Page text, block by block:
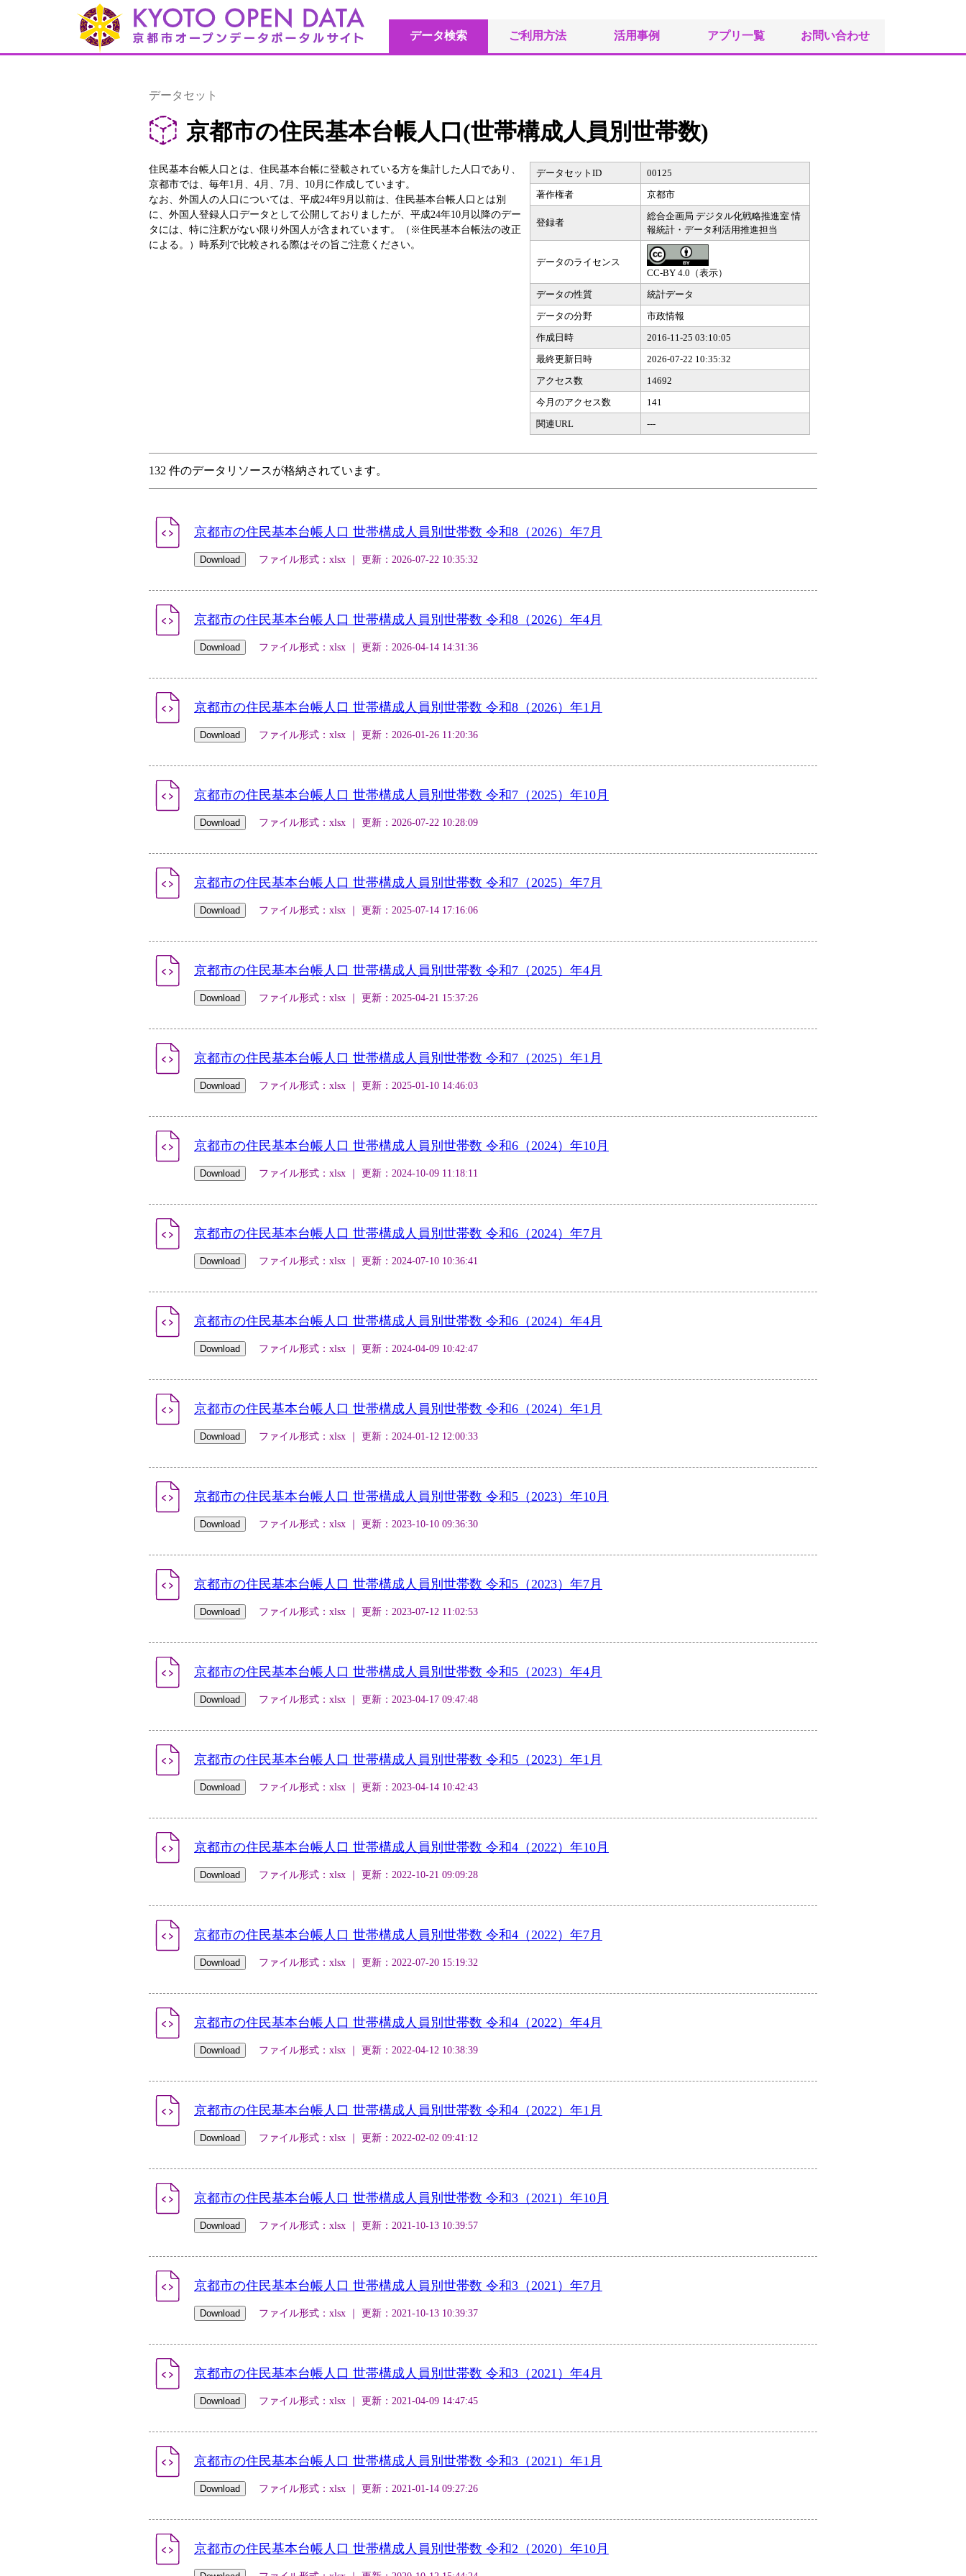
データ検索 ご利用方法 活用事例 アプリ一覧 お問い合わせ
データセット
京都市の住民基本台帳人口(世帯構成人員別世帯数)
住民基本台帳人口とは、住民基本台帳に登載されている方を集計した人口であり、
京都市では、毎年1月、4月、7月、10月に作成しています。
なお、外国人の人口については、平成24年9月以前は、住民基本台帳人口とは別
に、外国人登録人口データとして公開しておりましたが、平成24年10月以降のデー
タには、特に注釈がない限り外国人が含まれています。（※住民基本台帳法の改正
による。）時系列で比較される際はその旨ご注意ください。
データセットID
00125
著作権者
京都市
登録者
総合企画局 デジタル化戦略推進室 情
報統計・データ利活用推進担当
データのライセンス
CC-BY 4.0（表示）
データの性質
統計データ
データの分野
市政情報
作成日時
2016-11-25 03:10:05
最終更新日時
2026-07-22 10:35:32
アクセス数
14692
今月のアクセス数
141
関連URL
---
132 件のデータリソースが格納されています。
京都市の住民基本台帳人口 世帯構成人員別世帯数 令和8（2026）年7月
ファイル形式：xlsx ｜ 更新：2026-07-22 10:35:32
京都市の住民基本台帳人口 世帯構成人員別世帯数 令和8（2026）年4月
ファイル形式：xlsx ｜ 更新：2026-04-14 14:31:36
京都市の住民基本台帳人口 世帯構成人員別世帯数 令和8（2026）年1月
ファイル形式：xlsx ｜ 更新：2026-01-26 11:20:36
京都市の住民基本台帳人口 世帯構成人員別世帯数 令和7（2025）年10月
ファイル形式：xlsx ｜ 更新：2026-07-22 10:28:09
京都市の住民基本台帳人口 世帯構成人員別世帯数 令和7（2025）年7月
ファイル形式：xlsx ｜ 更新：2025-07-14 17:16:06
京都市の住民基本台帳人口 世帯構成人員別世帯数 令和7（2025）年4月
ファイル形式：xlsx ｜ 更新：2025-04-21 15:37:26
京都市の住民基本台帳人口 世帯構成人員別世帯数 令和7（2025）年1月
ファイル形式：xlsx ｜ 更新：2025-01-10 14:46:03
京都市の住民基本台帳人口 世帯構成人員別世帯数 令和6（2024）年10月
ファイル形式：xlsx ｜ 更新：2024-10-09 11:18:11
京都市の住民基本台帳人口 世帯構成人員別世帯数 令和6（2024）年7月
ファイル形式：xlsx ｜ 更新：2024-07-10 10:36:41
京都市の住民基本台帳人口 世帯構成人員別世帯数 令和6（2024）年4月
ファイル形式：xlsx ｜ 更新：2024-04-09 10:42:47
京都市の住民基本台帳人口 世帯構成人員別世帯数 令和6（2024）年1月
ファイル形式：xlsx ｜ 更新：2024-01-12 12:00:33
京都市の住民基本台帳人口 世帯構成人員別世帯数 令和5（2023）年10月
ファイル形式：xlsx ｜ 更新：2023-10-10 09:36:30
京都市の住民基本台帳人口 世帯構成人員別世帯数 令和5（2023）年7月
ファイル形式：xlsx ｜ 更新：2023-07-12 11:02:53
京都市の住民基本台帳人口 世帯構成人員別世帯数 令和5（2023）年4月
ファイル形式：xlsx ｜ 更新：2023-04-17 09:47:48
京都市の住民基本台帳人口 世帯構成人員別世帯数 令和5（2023）年1月
ファイル形式：xlsx ｜ 更新：2023-04-14 10:42:43
京都市の住民基本台帳人口 世帯構成人員別世帯数 令和4（2022）年10月
ファイル形式：xlsx ｜ 更新：2022-10-21 09:09:28
京都市の住民基本台帳人口 世帯構成人員別世帯数 令和4（2022）年7月
ファイル形式：xlsx ｜ 更新：2022-07-20 15:19:32
京都市の住民基本台帳人口 世帯構成人員別世帯数 令和4（2022）年4月
ファイル形式：xlsx ｜ 更新：2022-04-12 10:38:39
京都市の住民基本台帳人口 世帯構成人員別世帯数 令和4（2022）年1月
ファイル形式：xlsx ｜ 更新：2022-02-02 09:41:12
京都市の住民基本台帳人口 世帯構成人員別世帯数 令和3（2021）年10月
ファイル形式：xlsx ｜ 更新：2021-10-13 10:39:57
京都市の住民基本台帳人口 世帯構成人員別世帯数 令和3（2021）年7月
ファイル形式：xlsx ｜ 更新：2021-10-13 10:39:37
京都市の住民基本台帳人口 世帯構成人員別世帯数 令和3（2021）年4月
ファイル形式：xlsx ｜ 更新：2021-04-09 14:47:45
京都市の住民基本台帳人口 世帯構成人員別世帯数 令和3（2021）年1月
ファイル形式：xlsx ｜ 更新：2021-01-14 09:27:26
京都市の住民基本台帳人口 世帯構成人員別世帯数 令和2（2020）年10月